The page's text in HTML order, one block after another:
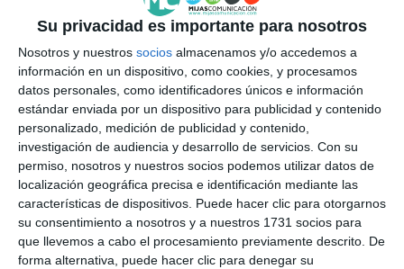
Su privacidad es importante para nosotros
Nosotros y nuestros socios almacenamos y/o accedemos a
información en un dispositivo, como cookies, y procesamos
datos personales, como identificadores únicos e información
estándar enviada por un dispositivo para publicidad y contenido
personalizado, medición de publicidad y contenido,
investigación de audiencia y desarrollo de servicios. Con su
permiso, nosotros y nuestros socios podemos utilizar datos de
localización geográfica precisa e identificación mediante las
características de dispositivos. Puede hacer clic para otorgarnos
su consentimiento a nosotros y a nuestros 1731 socios para
que llevemos a cabo el procesamiento previamente descrito. De
forma alternativa, puede hacer clic para denegar su